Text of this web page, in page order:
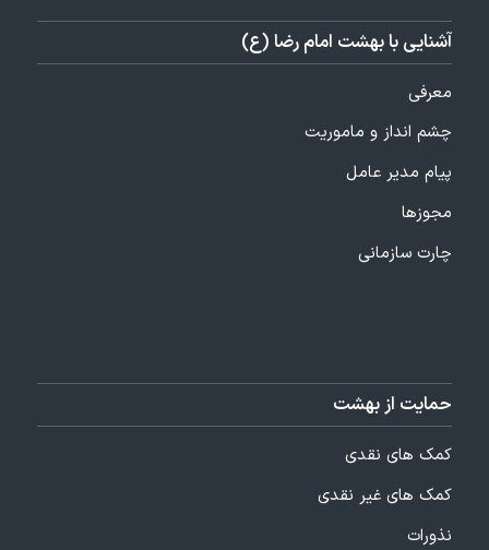
آشنایی با بهشت امام رضا (ع)
معرفی
چشم انداز و ماموریت
پیام مدیر عامل
مجوزها
چارت سازمانی
حمایت از بهشت
کمک های نقدی
کمک های غیر نقدی
نذورات